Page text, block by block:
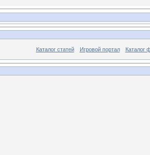
Каталог статей Игровой портал Каталог